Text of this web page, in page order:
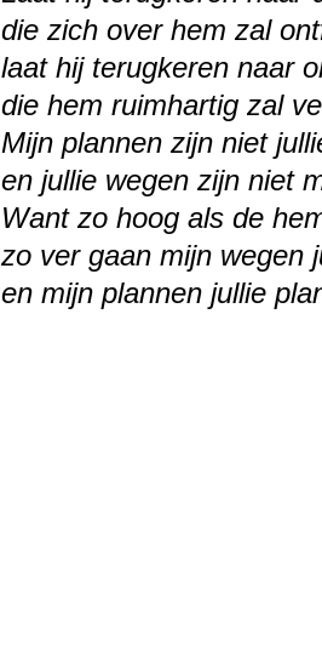
die zich over hem zal
laat hij terugkeren naar
die hem ruimhartig zal
Mijn plannen zijn niet
en jullie wegen zijn niet
Want zo hoog als de
zo ver gaan mijn wegen
en mijn plannen jullie